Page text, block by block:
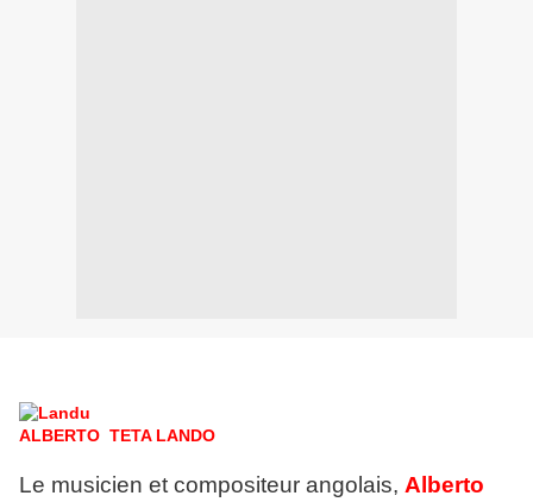
ALBERTO TETA LANDO
Le musicien et compositeur angolais, Alberto